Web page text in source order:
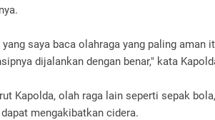
saya baca olahraga yang paling aman
dijalankan dengan benar," kata
Kapolda, olah raga lain seperti sepak
mengakibatkan cidera.